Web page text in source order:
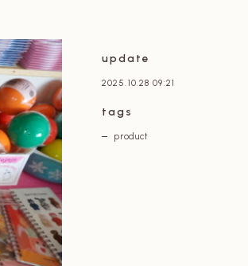
update
2025.10.28 09:21
tags
product